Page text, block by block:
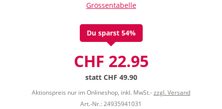
Grössentabelle
Du sparst 54%
CHF 22.95
statt CHF 49.90
Aktionspreis nur im Onlineshop, inkl. MwSt.-zzgl. Versand
Art.-Nr.: 24935941031